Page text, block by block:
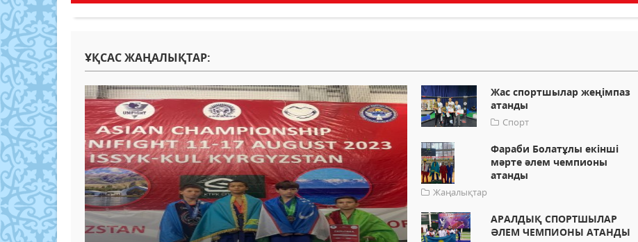
ҰҚСАС ЖАҢАЛЫҚТАР:
Жас спортшылар жеңімпаз
атанды
Спорт
Фараби Болатұлы екінші
мәрте әлем чемпионы
атанды
Жаңалықтар
АРАЛДЫҚ СПОРТШЫЛАР
ӘЛЕМ ЧЕМПИОНЫ АТАНДЫ